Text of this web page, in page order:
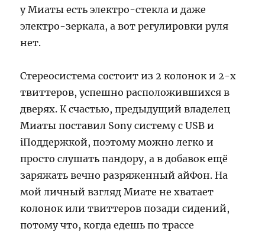
у Миаты есть электро-стекла и даже
электро-зеркала, а вот регулировки руля
нет.
Стереосистема состоит из 2 колонок и 2-х
твиттеров, успешно расположившихся в
дверях. К счастью, предыдущий владелец
Миаты поставил Sony систему с USB и
iПоддержкой, поэтому можно легко и
просто слушать пандору, а в добавок ещё
заряжать вечно разряженный айФон. На
мой личный взгляд Миате не хватает
колонок или твиттеров позади сидений,
потому что, когда едешь по трассе